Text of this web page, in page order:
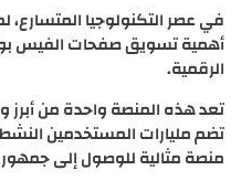
في عصر التكنولوجيا
أهمية تسويق صفحات الفيس
الرقمية.
تعد هذه المنصة واحدة من أبرز
تضم مليارات المستخدمين
منصة مثالية للوصول إلى